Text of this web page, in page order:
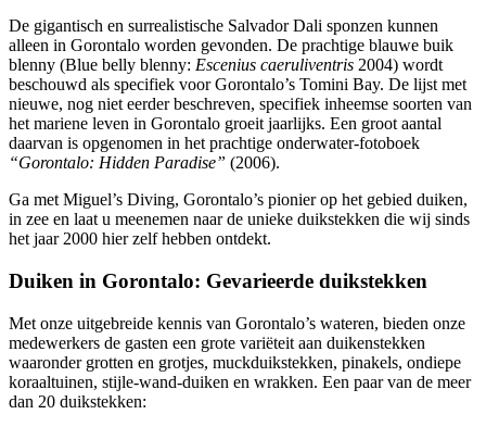
De gigantisch en surrealistische Salvador Dali sponzen kunnen
alleen in Gorontalo worden gevonden. De prachtige blauwe buik
blenny (Blue belly blenny: Escenius caeruliventris 2004) wordt
beschouwd als specifiek voor Gorontalo’s Tomini Bay. De lijst met
nieuwe, nog niet eerder beschreven, specifiek inheemse soorten van
het mariene leven in Gorontalo groeit jaarlijks. Een groot aantal
daarvan is opgenomen in het prachtige onderwater-fotoboek
“Gorontalo: Hidden Paradise” (2006).
Ga met Miguel’s Diving, Gorontalo’s pionier op het gebied duiken,
in zee en laat u meenemen naar de unieke duikstekken die wij sinds
het jaar 2000 hier zelf hebben ontdekt.
Duiken in Gorontalo: Gevarieerde duikstekken
Met onze uitgebreide kennis van Gorontalo’s wateren, bieden onze
medewerkers de gasten een grote variëteit aan duikenstekken
waaronder grotten en grotjes, muckduikstekken, pinakels, ondiepe
koraaltuinen, stijle-wand-duiken en wrakken. Een paar van de meer
dan 20 duikstekken: